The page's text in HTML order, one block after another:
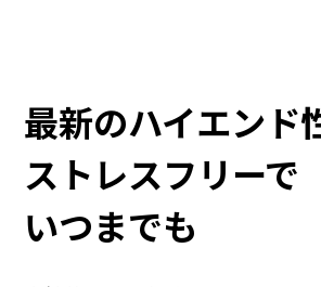
最新のハイエンド
ストレスフリーで
いつまでも